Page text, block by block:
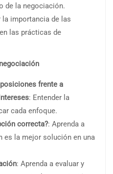
de la negociación.
la importancia de las
las prácticas de
frente a
: Entender la
cada enfoque.
correcta?: Aprenda a
es la mejor solución en una
: Aprenda a evaluar y